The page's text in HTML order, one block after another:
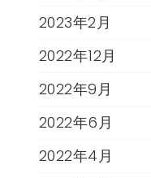
2023年2月
2022年12月
2022年9月
2022年6月
2022年4月